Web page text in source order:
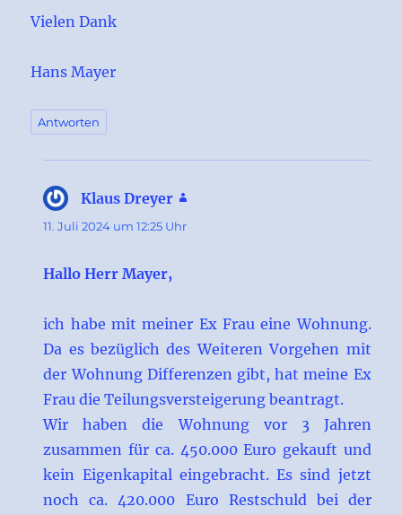
Vielen Dank
Hans Mayer
Antworten
Klaus Dreyer
11. Juli 2024 um 12:25 Uhr
Hallo Herr Mayer,
ich habe mit meiner Ex Frau eine Wohnung.
Da es bezüglich des Weiteren Vorgehen mit
der Wohnung Differenzen gibt, hat meine Ex
Frau die Teilungsversteigerung beantragt.
Wir haben die Wohnung vor 3 Jahren
zusammen für ca. 450.000 Euro gekauft und
kein Eigenkapital eingebracht. Es sind jetzt
noch ca. 420.000 Euro Restschuld bei der